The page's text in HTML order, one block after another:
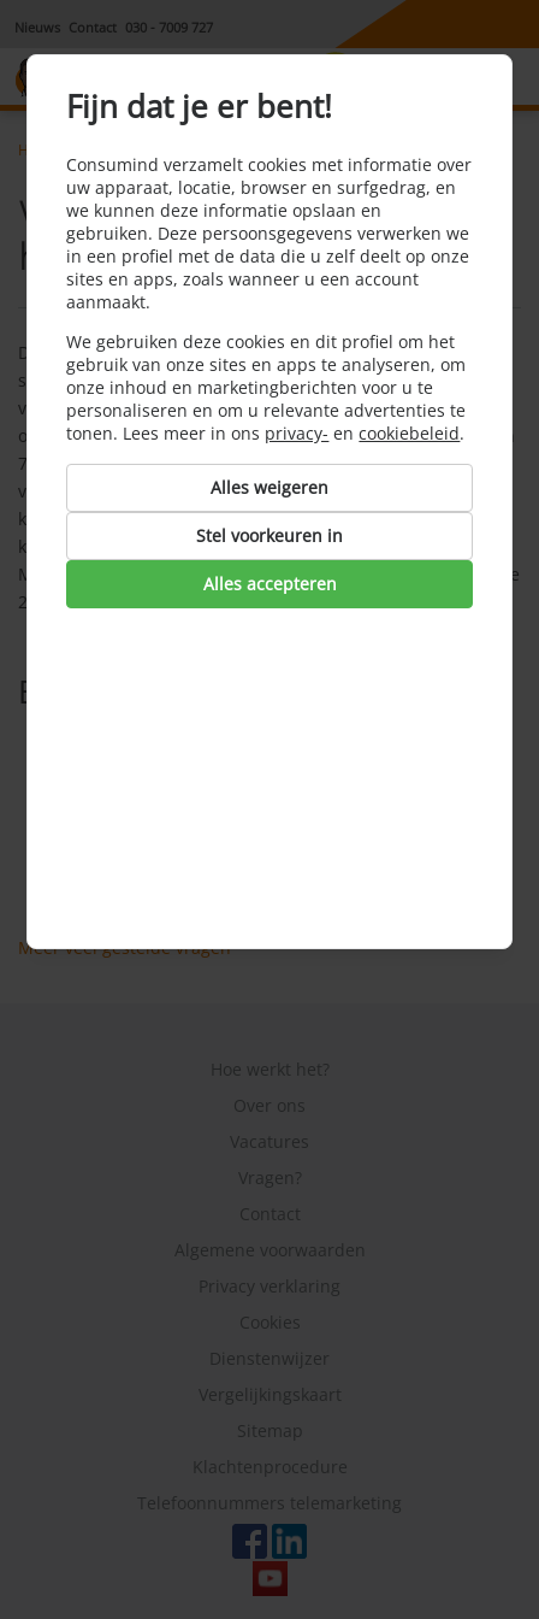
Nieuws Contact 030 - 7009 727
Home
Welke internetsnelheid
heb ik nodig?
De snelheid van internet wordt uitgedrukt in Megabits per
seconde (Mbps). Als je alleen op het internet surft en e-mails
verstuurt, is 1 Mbps vaak genoeg. Als je ook muziek streamt,
of filmpjes bekijkt, is 3,6 Mbps geschikter. Ook snelheden van
7,2 en 14,4 Mbps komen steeds vaker voor, maar die zijn
vooral geschikt voor mensen die veel muziek streamen, tv
kijken en/of YouTube filmpjes bekijken. Met het 4G-netwerk
kun je gebruik maken van snelheden tussen de 75 en 150
Mbps, afhankelijk van je provider. Met 5G zal dit zelfs rond de
2000 Mbps liggen.
Bekijk ook
Meer veel gestelde vragen
Hoe werkt het?
Over ons
Vacatures
Vragen?
Contact
Algemene voorwaarden
Privacy verklaring
Cookies
Dienstenwijzer
Vergelijkingskaart
Sitemap
Klachtenprocedure
Telefoonnummers telemarketing
Fijn dat je er bent!
Consumind verzamelt cookies met informatie over
uw apparaat, locatie, browser en surfgedrag, en
we kunnen deze informatie opslaan en
gebruiken. Deze persoonsgegevens verwerken we
in een profiel met de data die u zelf deelt op onze
sites en apps, zoals wanneer u een account
aanmaakt.
We gebruiken deze cookies en dit profiel om het
gebruik van onze sites en apps te analyseren, om
onze inhoud en marketingberichten voor u te
personaliseren en om u relevante advertenties te
tonen. Lees meer in ons privacy- encookiebeleid.
Alles weigeren
Stel voorkeuren in
Alles accepteren